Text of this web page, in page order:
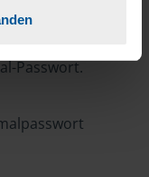
Passwort.